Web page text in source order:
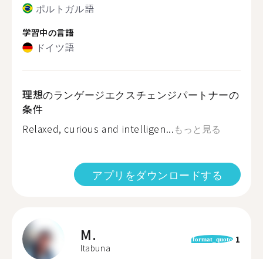
ポルトガル語
学習中の言語
ドイツ語
理想のランゲージエクスチェンジパートナーの
条件
Relaxed, curious and intelligen...もっと見る
アプリをダウンロードする
M.
Itabuna
format_quote 1